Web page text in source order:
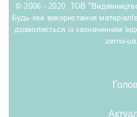
© 2006 - 2020. ТОВ
Будь-яке використання
дозволяється із зазначенням
zerno-